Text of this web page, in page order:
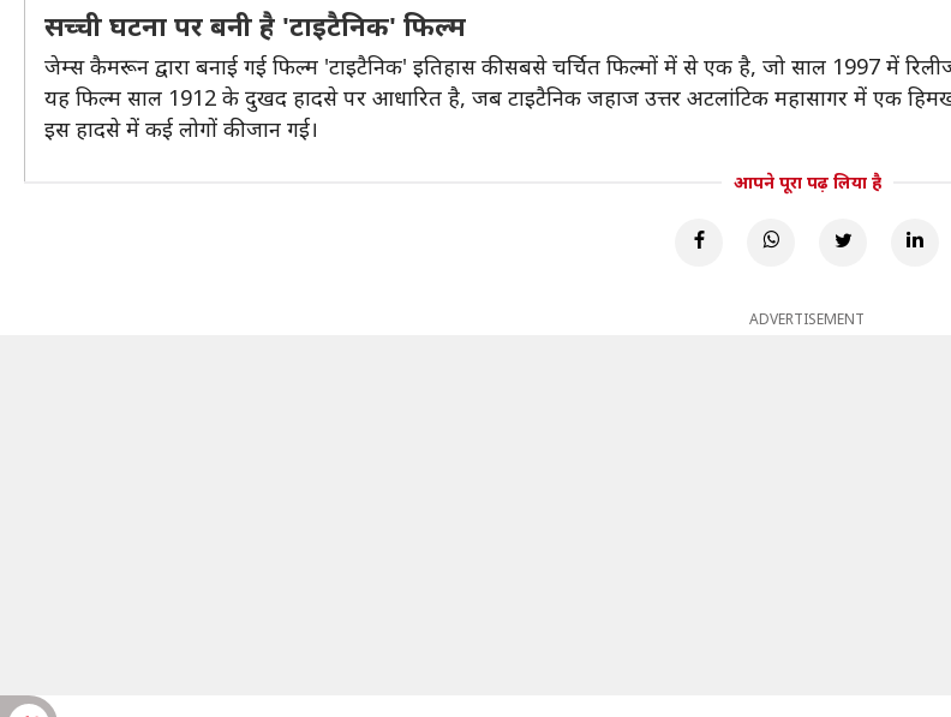
सच्ची घटना पर बनी है 'टाइटैनिक' फिल्म
जेम्स कैमरून द्वारा बनाई गई फिल्म 'टाइटैनिक' इतिहास की सबसे चर्चित फिल्मों में से एक है, जो साल 1997 में
यह फिल्म साल 1912 के दुखद हादसे पर आधारित है, जब टाइटैनिक जहाज उत्तर अटलांटिक महासागर में एक
इस हादसे में कई लोगों की जान गई।
आपने पूरा पढ़ लिया है
ADVERTISEMENT